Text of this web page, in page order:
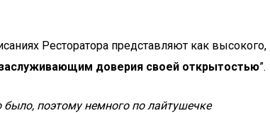
Ресторатора представляют как высокого,
доверия своей открытостью”.
поэтому немного по лайтушечке